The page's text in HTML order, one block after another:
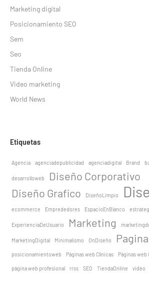
Marketing digital
Posicionamiento SEO
Sem
Seo
Tienda Online
Video marketing
World News
Etiquetas
Agencia agenciadepublicidad agenciadigital Brand
desarrolloweb
Diseño Corporativo
Diseño Grafico
DiseñoLimpio
ecommerce Emprededores EspacioEnBlanco
ExperienciaDeUsuario Marketing
MarketingDigital Minimalismo OnDiseño
posicionamientoweb Páginas web Clínicas Páginas web
página web profesional rrss SEO TiendaOnline video